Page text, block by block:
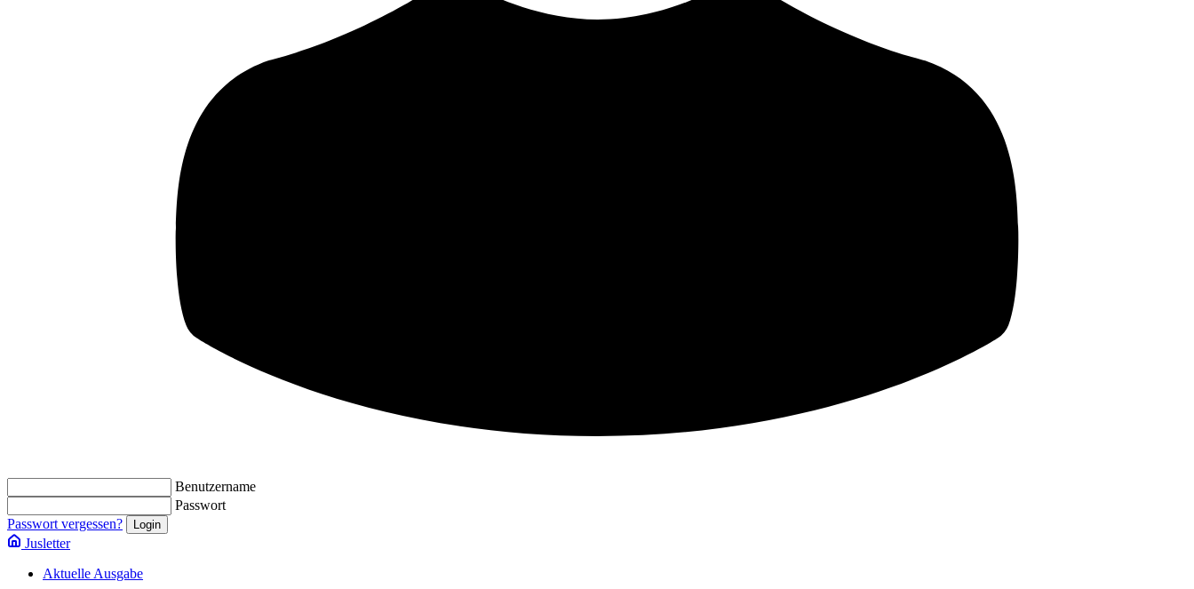
Benutzername
Passwort
Passwort vergessen?
Jusletter
Aktuelle Ausgabe